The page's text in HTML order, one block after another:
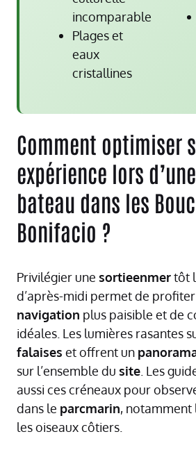
incomparable
Plages et
eaux
cristallines
Comment optimiser
expérience lors
bateau dans les
Bonifacio ?
Privilégier une sortieenmertôt
d’après-midi permet de profiter
navigation plus paisible et de
idéales. Les lumières rasantes
falaises et offrent un
sur l’ensemble du site . Les
aussi ces créneaux pour
dans le parcmarin, notamment
les oiseaux côtiers.